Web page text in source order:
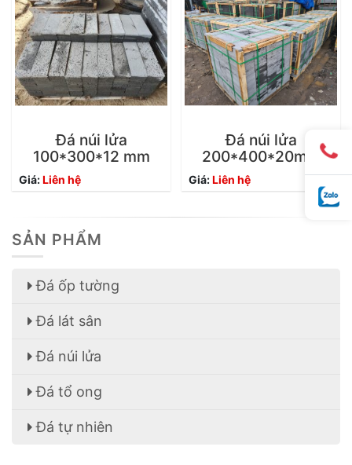
Đá núi lửa
100*300*12 mm
Giá:Liên hệ
Đá núi lửa
200*400*20mm
Giá:Liên hệ
SẢN PHẨM
Đá ốp tường
Đá lát sân
Đá núi lửa
Đá tổ ong
Đá tự nhiên